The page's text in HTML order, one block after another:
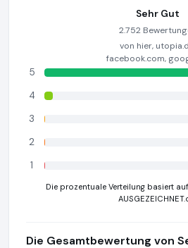
Sehr Gut
2.752
von hier,
facebook.com,
5
4
3
2
1
Die prozentuale Verteilung basiert
Die Gesamtbewertung von